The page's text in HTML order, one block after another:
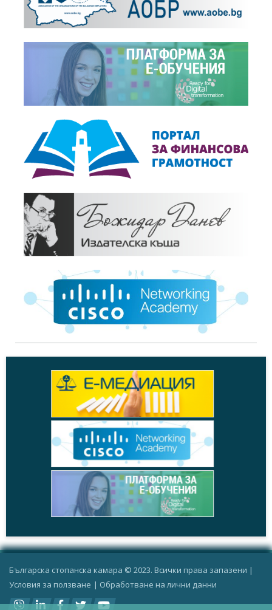
Българска стопанска камара © 2023. Всички права запазени |
Условия за ползване | Oбработване на лични данни